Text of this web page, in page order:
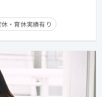
休・育休実績有り
勤務可
学歴不問